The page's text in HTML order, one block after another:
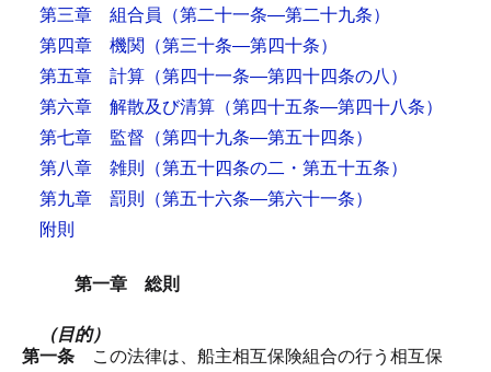
第三章 組合員 （第二十一条―第二十九条）
第四章 機関 （第三十条―第四十条）
第五章 計算 （第四十一条―第四十四条の八）
第六章 解散及び清算 （第四十五条―第四十八条）
第七章 監督 （第四十九条―第五十四条）
第八章 雑則 （第五十四条の二・第五十五条）
第九章 罰則 （第五十六条―第六十一条）
附則
第一章 総則
（目的）
第一条 この法律は、船主相互保険組合の行う相互保